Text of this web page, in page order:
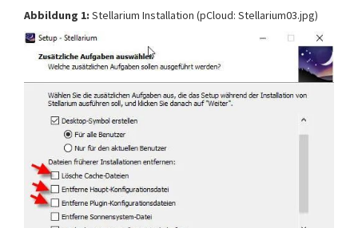
Abbildung 1: Stellarium Installation (pCloud: Stellarium03.jpg)